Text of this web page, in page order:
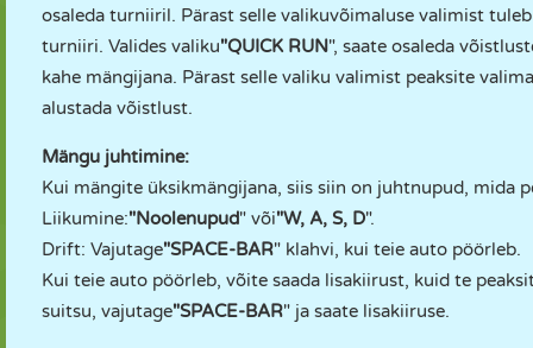
osaleda turniiril. Pärast selle valikuvõimaluse valimist
turniiri. Valides valiku"QUICK RUN", saate osaleda
kahe mängijana. Pärast selle valiku valimist peaksite
alustada võistlust.
Mängu juhtimine:
Kui mängite üksikmängijana, siis siin on juhtnupud, mida
Liikumine:"Noolenupud" või"W, A, S, D".
Drift: Vajutage"SPACE-BAR" klahvi, kui teie auto pöörleb.
Kui teie auto pöörleb, võite saada lisakiirust, kuid te
suitsu, vajutage"SPACE-BAR" ja saate lisakiiruse.